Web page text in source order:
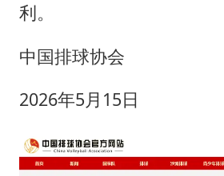
利。
中国排球协会
2026年5月15日